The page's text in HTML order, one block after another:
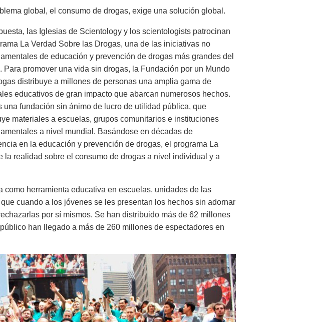
global, el consumo de drogas, exige una solución global.
las Iglesias de Scientology y los scientologists patrocinan
La Verdad Sobre las Drogas, una de las iniciativas no
de educación y prevención de drogas más grandes del
Para promover una vida sin drogas, la Fundación por un Mundo
distribuye a millones de personas una amplia gama de
educativos de gran impacto que abarcan numerosos hechos.
una fundación sin ánimo de lucro de utilidad pública, que
materiales a escuelas, grupos comunitarios e instituciones
a nivel mundial. Basándose en décadas de
en la educación y prevención de drogas, el programa La
realidad sobre el consumo de drogas a nivel individual y a
como herramienta educativa en escuelas, unidades de las
cuando a los jóvenes se les presentan los hechos sin adornar
por sí mismos. Se han distribuido más de 62 millones
han llegado a más de 260 millones de espectadores en